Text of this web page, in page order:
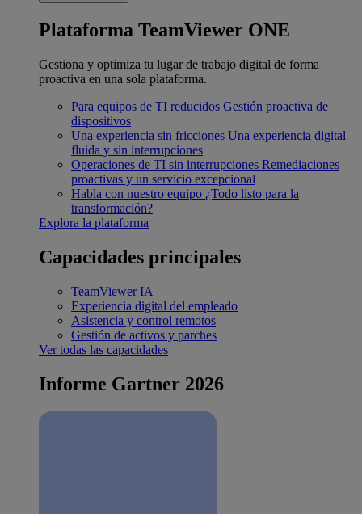
Plataforma TeamViewer ONE
Gestiona y optimiza tu lugar de trabajo digital de forma
proactiva en una sola plataforma.
Para equipos de TI reducidos Gestión proactiva de
dispositivos
Una experiencia sin fricciones Una experiencia digital
fluida y sin interrupciones
Operaciones de TI sin interrupciones Remediaciones
proactivas y un servicio excepcional
Habla con nuestro equipo ¿Todo listo para la
transformación?
Explora la plataforma
Capacidades principales
TeamViewer IA
Experiencia digital del empleado
Asistencia y control remotos
Gestión de activos y parches
Ver todas las capacidades
Informe Gartner 2026